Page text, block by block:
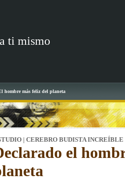
ti mismo
hombre más feliz del planeta
| CEREBRO BUDISTA INCREÍBLE
el